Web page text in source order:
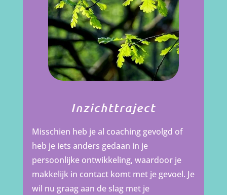
Inzichttraject
Misschien heb je al coaching gevolgd of
heb je iets anders gedaan in je
persoonlijke ontwikkeling, waardoor je
makkelijk in contact komt met je gevoel. Je
wil nu graag aan de slag met je